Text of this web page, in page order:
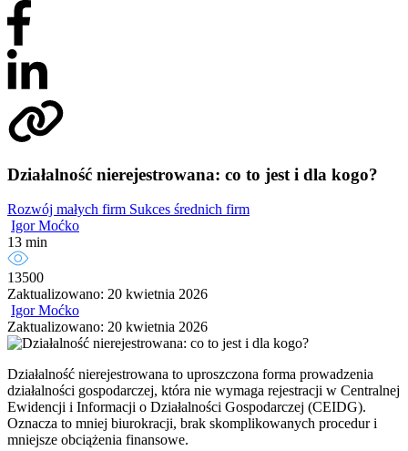
Działalność nierejestrowana: co to jest i dla kogo?
Rozwój małych firm Sukces średnich firm
Igor Moćko
13 min
13500
Zaktualizowano: 20 kwietnia 2026
Igor Moćko
Zaktualizowano: 20 kwietnia 2026
Działalność nierejestrowana to uproszczona forma prowadzenia
działalności gospodarczej, która nie wymaga rejestracji w Centralnej
Ewidencji i Informacji o Działalności Gospodarczej (CEIDG).
Oznacza to mniej biurokracji, brak skomplikowanych procedur i
mniejsze obciążenia finansowe.